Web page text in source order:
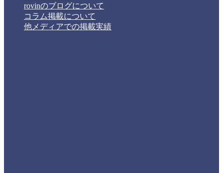
rovinのブログについて
コラム掲載について
他メディアでの掲載実績